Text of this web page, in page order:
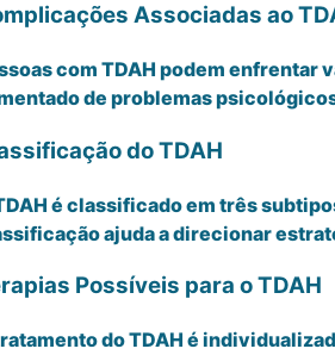
Associadas ao
com TDAH podem
de problemas
do TDAH
é classificado em três
ajuda a direcionar
Possíveis para o TDAH
do TDAH é